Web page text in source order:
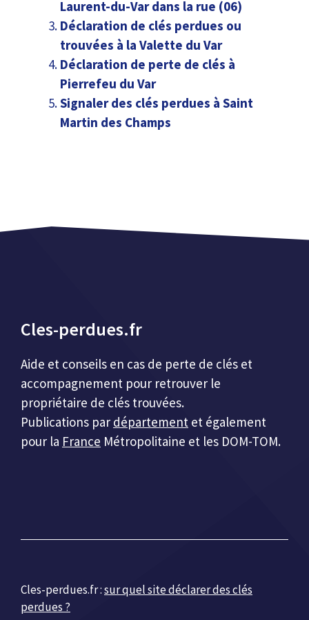
Laurent-du-Var dans la rue (06)
Déclaration de clés perdues ou
trouvées à la Valette du Var
Déclaration de perte de clés à
Pierrefeu du Var
Signaler des clés perdues à Saint
Martin des Champs
Cles-perdues.fr
Aide et conseils en cas de perte de clés et
accompagnement pour retrouver le
propriétaire de clés trouvées.
Publications par département et également
pour la France Métropolitaine et les DOM-TOM.
Cles-perdues.fr :sur quel site déclarer des clés
perdues ?